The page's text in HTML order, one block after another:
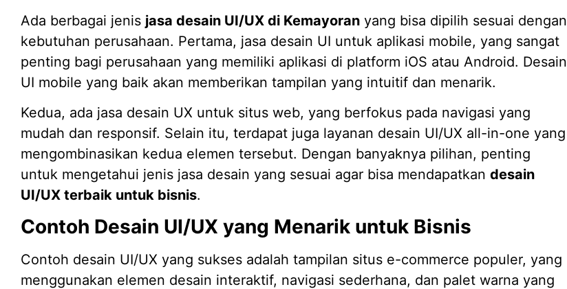
Ada berbagai jenis jasa desain UI/UX di Kemayoran yang bisa dipilih sesuai dengan
kebutuhan perusahaan. Pertama, jasa desain UI untuk aplikasi mobile, yang sangat
penting bagi perusahaan yang memiliki aplikasi di platform iOS atau Android. Desain
UI mobile yang baik akan memberikan tampilan yang intuitif dan menarik.
Kedua, ada jasa desain UX untuk situs web, yang berfokus pada navigasi yang
mudah dan responsif. Selain itu, terdapat juga layanan desain UI/UX all-in-one yang
mengombinasikan kedua elemen tersebut. Dengan banyaknya pilihan, penting
untuk mengetahui jenis jasa desain yang sesuai agar bisa mendapatkan desain
UI/UX terbaik untuk bisnis.
Contoh Desain UI/UX yang Menarik untuk Bisnis
Contoh desain UI/UX yang sukses adalah tampilan situs e-commerce populer, yang
menggunakan elemen desain interaktif, navigasi sederhana, dan palet warna yang